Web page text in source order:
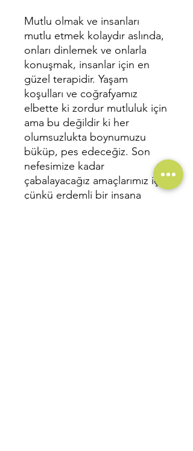
Mutlu olmak ve insanları
mutlu etmek kolaydır aslında,
onları dinlemek ve onlarla
konuşmak, insanlar için en
güzel terapidir. Yaşam
koşulları ve coğrafyamız
elbette ki zordur mutluluk için
ama bu değildir ki her
olumsuzlukta boynumuzu
büküp, pes edeceğiz. Son
nefesimize kadar
çabalayacağız amaçlarımız için
çünkü erdemli bir insana